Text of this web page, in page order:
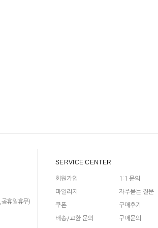
휴일휴무)
SERVICE CENTER
회원가입
마일리지
쿠폰
배송/교환 문의
1:1 문의
자주묻는 질문
구매후기
구매문의